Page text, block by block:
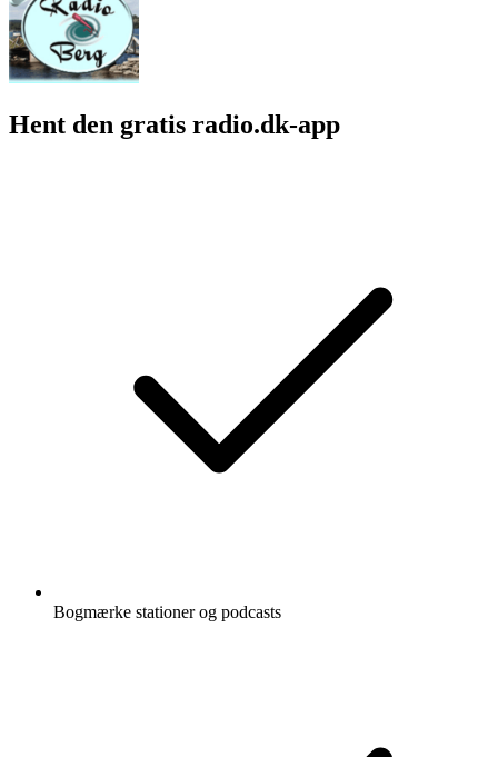
Hent den gratis radio.dk-app
Bogmærke stationer og podcasts